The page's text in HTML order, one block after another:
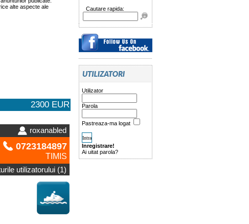
alte aspecte ale
2300 EUR
roxanabled
0723184897
TIMIS
utilizatorului (1)
Cautare rapida:
Utilizator
Parola
Pastreaza-ma logat
Inregistrare!
Ai uitat parola?